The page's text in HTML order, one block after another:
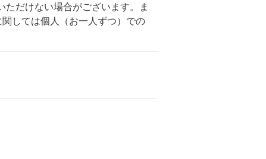
だけない場合がございます。ま
しては個人（お一人ずつ）での